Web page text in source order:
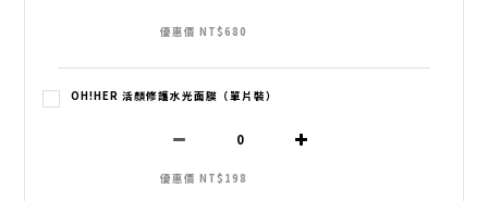
優惠價 NT$680
OH!HER 活顏修護水光面膜（單片裝）
優惠價 NT$198